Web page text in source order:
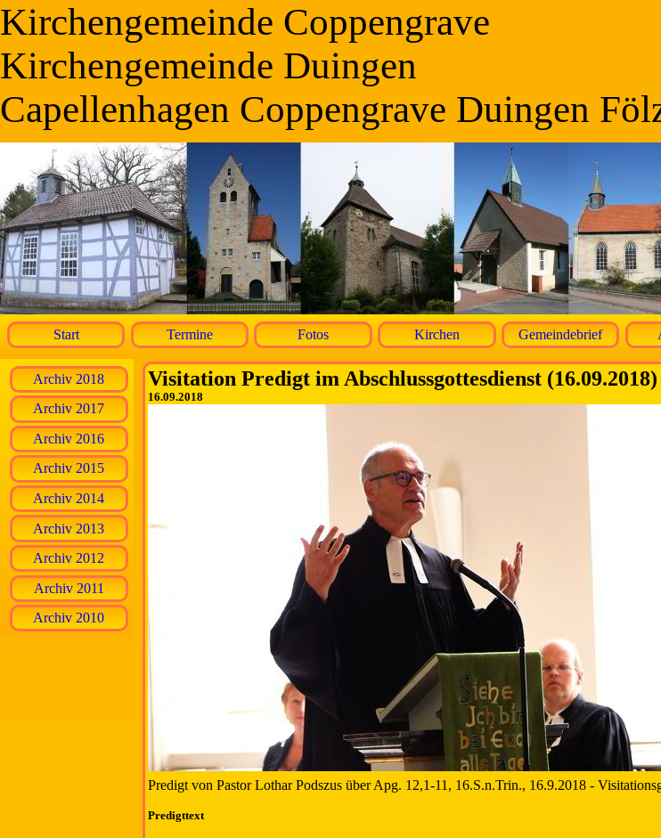
Kirchengemeinde Coppengrave
Kirchengemeinde Duingen
Capellenhagen Coppengrave Duingen
Start Termine Fotos Kirchen Gemeindebrief
Archiv 2018
Archiv 2017
Archiv 2016
Archiv 2015
Archiv 2014
Archiv 2013
Archiv 2012
Archiv 2011
Archiv 2010
Visitation Predigt im Abschlussgottesdienst (16.09.2018)
16.09.2018
Predigt von Pastor Lothar Podszus über Apg. 12,1-11, 16.S.n.Trin., 16.9.2018 -
Predigttext